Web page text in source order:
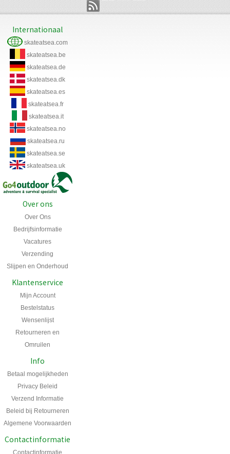
Internationaal
skateatsea.com
skateatsea.be
skateatsea.de
skateatsea.dk
skateatsea.es
skateatsea.fr
skateatsea.it
skateatsea.no
skateatsea.ru
skateatsea.se
skateatsea.uk
Over ons
Over Ons
Bedrijfsinformatie
Vacatures
Verzending
Slijpen en Onderhoud
Klantenservice
Mijn Account
Bestelstatus
Wensenlijst
Retourneren en
Omruilen
Info
Betaal mogelijkheden
Privacy Beleid
Verzend Informatie
Beleid bij Retourneren
Algemene Voorwaarden
Contactinformatie
Contactinformatie